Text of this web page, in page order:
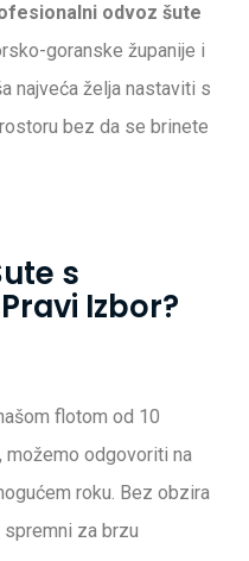
odvoz šute
goranske županije i
najveća želja nastaviti s
bez da se brinete
s
Izbor?
flotom od 10
odgovoriti na
roku. Bez obzira
za brzu